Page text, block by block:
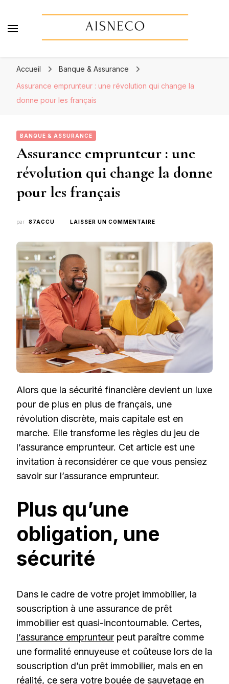
Accueil
Banque & Assurance
Assurance emprunteur : une révolution qui change la
donne pour les français
BANQUE & ASSURANCE
Assurance emprunteur : une
révolution qui change la donne
pour les français
par 87ACCU LAISSER UN COMMENTAIRE
RÉVOLUTION
QUI
CHANGE
LA
DONNE
POUR
LES
FRANÇAIS
Alors que la sécurité financière devient un luxe
pour de plus en plus de français, une
révolution discrète, mais capitale est en
marche. Elle transforme les règles du jeu de
l’assurance emprunteur. Cet article est une
invitation à reconsidérer ce que vous pensiez
savoir sur l’assurance emprunteur.
Plus qu’une
obligation, une
sécurité
Dans le cadre de votre projet immobilier, la
souscription à une assurance de prêt
immobilier est quasi-incontournable. Certes,
l’assurance emprunteur peut paraître comme
une formalité ennuyeuse et coûteuse lors de la
souscription d’un prêt immobilier, mais en en
réalité, ce sera votre bouée de sauvetage en